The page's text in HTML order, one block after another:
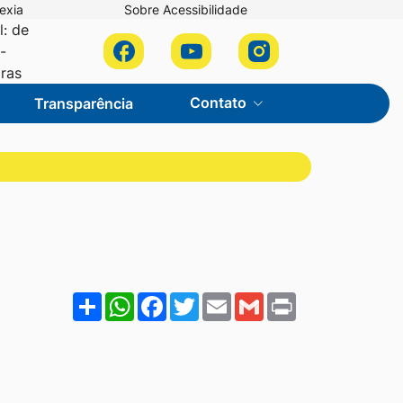
Sobre Acessibilidade
de
Acessar
a
Rede
Social
Facebook
Acessar
a
Rede
Social
Youtube
Acessar
a
Rede
Social
Instagram
Transparência Contato
ShareWhatsApp
Facebook
Twitter
EmailGmail